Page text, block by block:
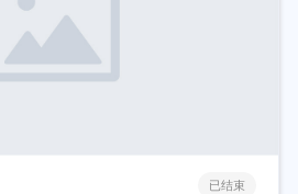
已结束